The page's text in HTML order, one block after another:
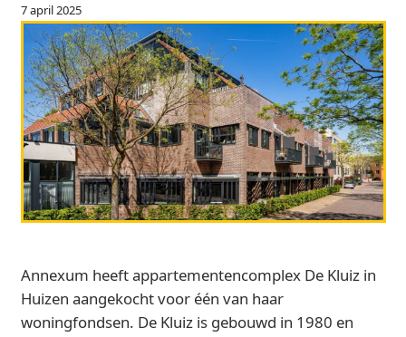
7 april 2025
Annexum heeft appartementencomplex De Kluiz in
Huizen aangekocht voor één van haar
woningfondsen. De Kluiz is gebouwd in 1980 en